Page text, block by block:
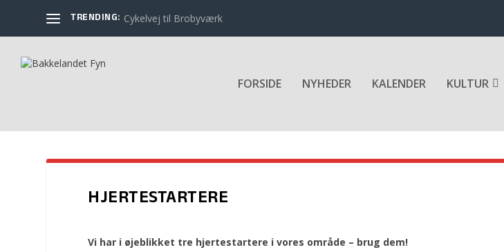
TRENDING: Cykelvej til Brobyværk
FORSIDE NYHEDER KALENDER KULTUR
HJERTESTARTERE
Vi har i øjeblikket tre hjertestartere i vores område – brug dem!